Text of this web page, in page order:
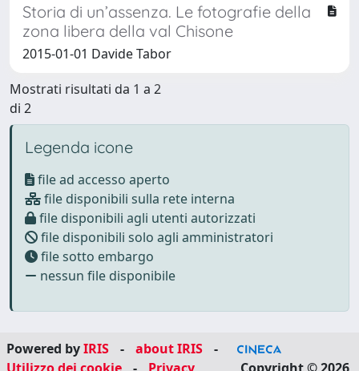
Storia di un’assenza. Le fotografie della
zona libera della val Chisone
2015-01-01 Davide Tabor
Mostrati risultati da 1 a 2
di 2
Legenda icone
file ad accesso aperto
file disponibili sulla rete interna
file disponibili agli utenti autorizzati
file disponibili solo agli amministratori
file sotto embargo
nessun file disponibile
Powered byIRIS - about IRIS
-